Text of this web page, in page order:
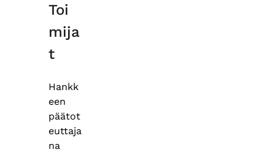
Toi
mija
t
Hankk
een
päätot
euttaja
na